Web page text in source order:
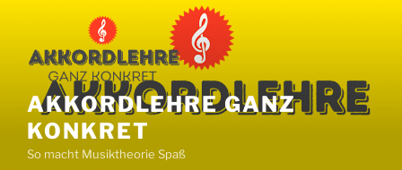
springen
AKKORDLEHRE GANZ
KONKRET
So macht Musiktheorie Spaß